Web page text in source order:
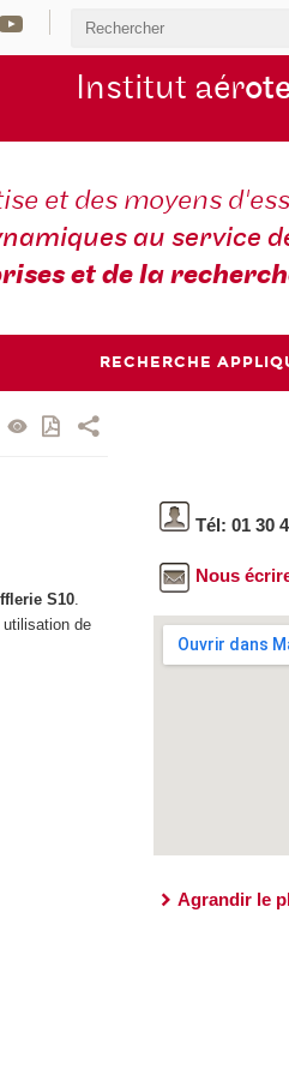
Institut aér
et des moyens
au service
et de la
RECHERCHE
S10
de
Tél: 01 30
Nous
Agrandir le